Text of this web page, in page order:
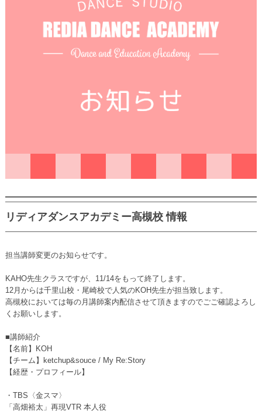
リディアダンスアカデミー高槻校 情報
担当講師変更のお知らせです。
KAHO先生クラスですが、11/14をもって終了します。
12月からは千里山校・尾崎校で人気のKOH先生が担当致します。
高槻校においては毎の月講師案内配信させて頂きますのでごご確認よろし
くお願いします。
■講師紹介
【名前】KOH
【チーム】ketchup&souce / My Re:Story
【経歴・プロフィール】
・TBS〈金スマ〉
「高畑裕太」再現VTR 本人役